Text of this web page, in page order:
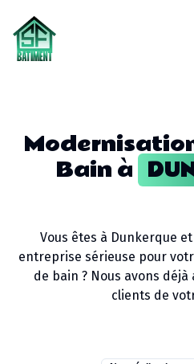
Bainà
Vous êtes à Dunkerque
entreprise sérieuse pour
de bain ? Nous avons
clients de